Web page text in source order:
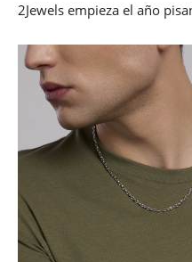
2Jewels empieza el año